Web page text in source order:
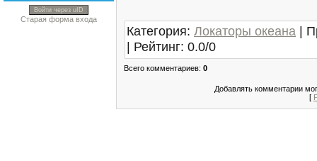
Войти через uID
Старая форма входа
Категория: Локаторы океана |
| Рейтинг: 0.0/0
Всего комментариев: 0
Добавлять комментарии
[